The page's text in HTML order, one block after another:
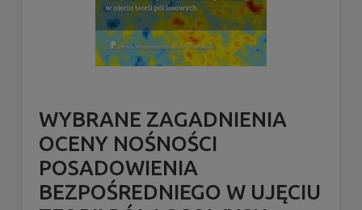
WYBRANE ZAGADNIENIA
OCENY NOŚNOŚCI
POSADOWIENIA
BEZPOŚREDNIEGO W UJĘCIU